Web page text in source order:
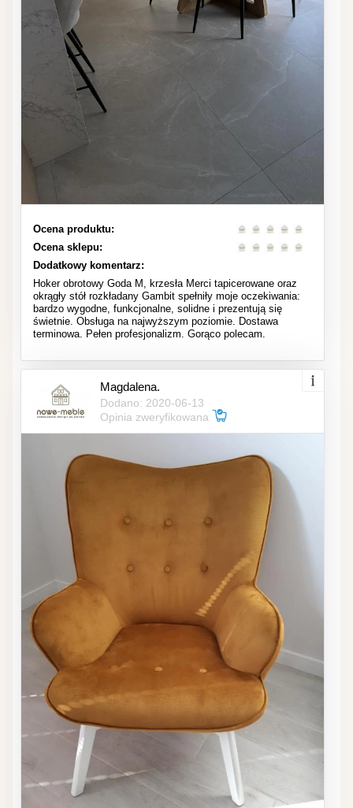
Ocena produktu:
Ocena sklepu:
Dodatkowy komentarz:
Hoker obrotowy Goda M, krzesła Merci tapicerowane oraz
okrągły stół rozkładany Gambit spełniły moje oczekiwania:
bardzo wygodne, funkcjonalne, solidne i prezentują się
świetnie. Obsługa na najwyższym poziomie. Dostawa
terminowa. Pełen profesjonalizm. Gorąco polecam.
Magdalena.
Dodano: 2020-06-13
Opinia zweryfikowana